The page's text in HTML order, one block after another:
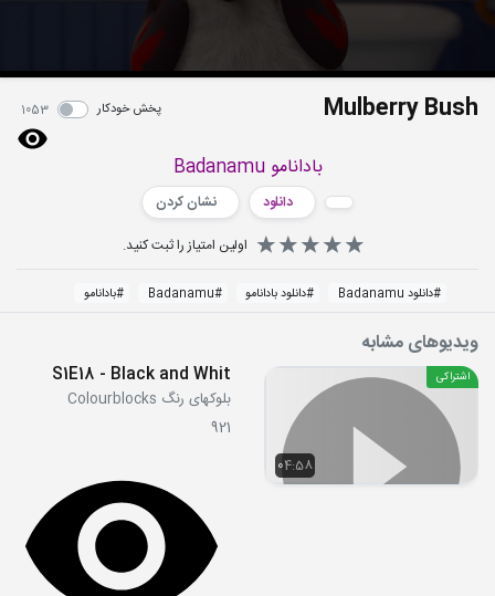
Mulberry Bush پخش خودکار 1053
بادانامو Badanamu
دانلود
نشان کردن
اولین امتیاز را ثبت کنید.
#دانلود Badanamu #دانلود بادانامو #
Badanamu
#بادانامو
ویدیوهای مشابه
04:58
اشتراکی S1E18 - Black and Whit
بلوکهای رنگ Colourblocks
921